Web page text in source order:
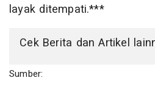
layak ditempati.***
Cek Berita dan Artikel
Sumber: